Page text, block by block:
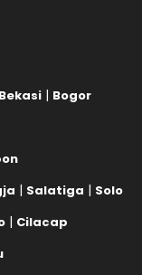
Bekasi | Bogor
| Salatiga | Solo
| Cilacap